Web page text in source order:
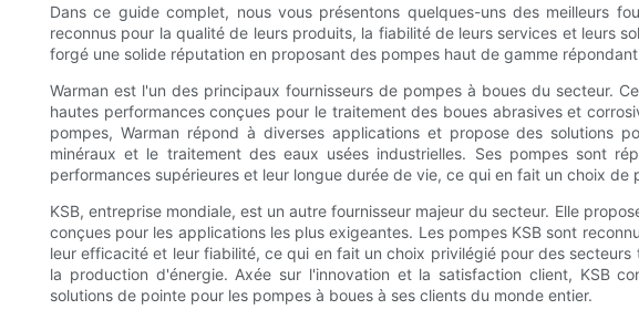
Dans ce guide complet, nous vous présentons quelques-uns des meilleurs
reconnus pour la qualité de leurs produits, la fiabilité de leurs services et leurs
forgé une solide réputation en proposant des pompes haut de gamme
Warman est l'un des principaux fournisseurs de pompes à boues du secteur.
hautes performances conçues pour le traitement des boues abrasives et
pompes, Warman répond à diverses applications et propose des solutions
minéraux et le traitement des eaux usées industrielles. Ses pompes sont
performances supérieures et leur longue durée de vie, ce qui en fait un choix
KSB, entreprise mondiale, est un autre fournisseur majeur du secteur. Elle
conçues pour les applications les plus exigeantes. Les pompes KSB sont
leur efficacité et leur fiabilité, ce qui en fait un choix privilégié pour des
la production d'énergie. Axée sur l'innovation et la satisfaction client, KSB
solutions de pointe pour les pompes à boues à ses clients du monde entier.